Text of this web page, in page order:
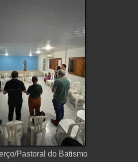
Pastoral do Batismo